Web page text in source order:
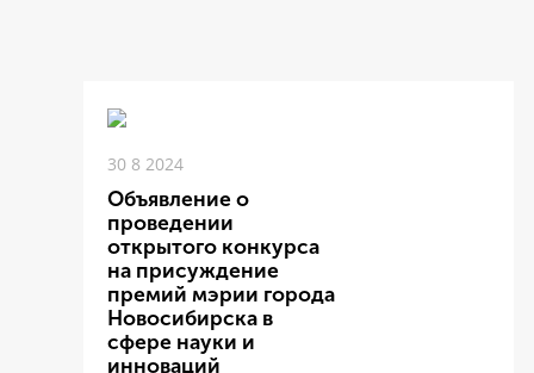
30 8 2024
Объявление о
проведении
открытого конкурса
на присуждение
премий мэрии города
Новосибирска в
сфере науки и
инноваций